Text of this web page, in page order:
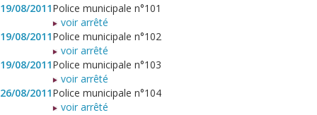
19/08/2011Police municipale n°101
voir arrêté
19/08/2011Police municipale n°102
voir arrêté
19/08/2011Police municipale n°103
voir arrêté
26/08/2011Police municipale n°104
voir arrêté